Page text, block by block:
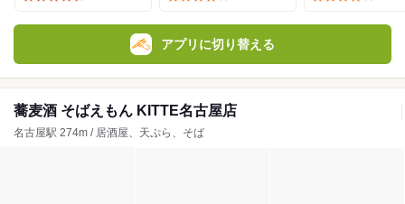
アプリに切り替える
蕎麦酒 そばえもん KITTE名古屋店
名古屋駅 274m / 居酒屋、天ぷら、そば